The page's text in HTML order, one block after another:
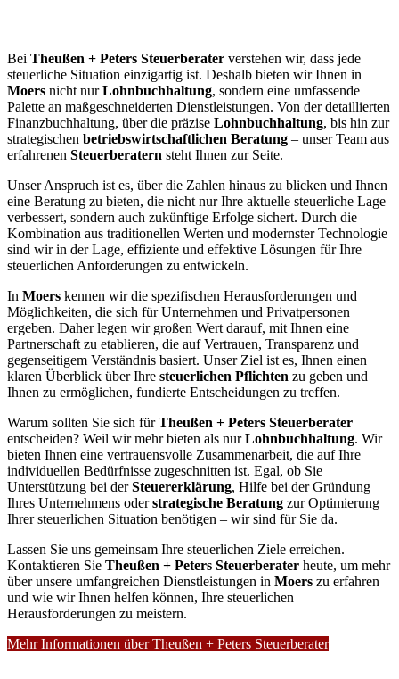
Bei Theußen + Peters Steuerberater verstehen wir, dass jede
steuerliche Situation einzigartig ist. Deshalb bieten wir Ihnen in
Moers nicht nurLohnbuchhaltung, sondern eine umfassende
Palette an maßgeschneiderten Dienstleistungen. Von der detaillierten
Finanzbuchhaltung, über die präzise Lohnbuchhaltung, bis hin zur
strategischen betriebswirtschaftlichen Beratung – unser Team aus
erfahrenen Steuerberatern steht Ihnen zur Seite.
Unser Anspruch ist es, über die Zahlen hinaus zu blicken und Ihnen
eine Beratung zu bieten, die nicht nur Ihre aktuelle steuerliche Lage
verbessert, sondern auch zukünftige Erfolge sichert. Durch die
Kombination aus traditionellen Werten und modernster Technologie
sind wir in der Lage, effiziente und effektive Lösungen für Ihre
steuerlichen Anforderungen zu entwickeln.
In Moers kennen wir die spezifischen Herausforderungen und
Möglichkeiten, die sich für Unternehmen und Privatpersonen
ergeben. Daher legen wir großen Wert darauf, mit Ihnen eine
Partnerschaft zu etablieren, die auf Vertrauen, Transparenz und
gegenseitigem Verständnis basiert. Unser Ziel ist es, Ihnen einen
klaren Überblick über Ihre steuerlichen Pflichten zu geben und
Ihnen zu ermöglichen, fundierte Entscheidungen zu treffen.
Warum sollten Sie sich fürTheußen + Peters Steuerberater
entscheiden? Weil wir mehr bieten als nurLohnbuchhaltung. Wir
bieten Ihnen eine vertrauensvolle Zusammenarbeit, die auf Ihre
individuellen Bedürfnisse zugeschnitten ist. Egal, ob Sie
Unterstützung bei derSteuererklärung, Hilfe bei der Gründung
Ihres Unternehmens oderstrategische Beratung zur Optimierung
Ihrer steuerlichen Situation benötigen – wir sind für Sie da.
Lassen Sie uns gemeinsam Ihre steuerlichen Ziele erreichen.
Kontaktieren Sie Theußen + Peters Steuerberater heute, um mehr
über unsere umfangreichen Dienstleistungen in Moers zu erfahren
und wie wir Ihnen helfen können, Ihre steuerlichen
Herausforderungen zu meistern.
Mehr Informationen über Theußen + Peters Steuerberater